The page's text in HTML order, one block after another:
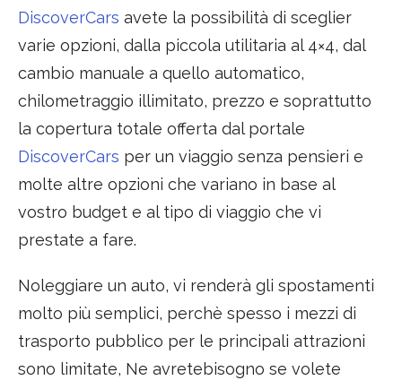
DiscoverCars avete la possibilità di sceglier
varie opzioni, dalla piccola utilitaria al 4×4, dal
cambio manuale a quello automatico,
chilometraggio illimitato, prezzo e soprattutto
la copertura totale offerta dal portale
DiscoverCars per un viaggio senza pensieri e
molte altre opzioni che variano in base al
vostro budget e al tipo di viaggio che vi
prestate a fare.
Noleggiare un auto, vi renderà gli spostamenti
molto più semplici, perchè spesso i mezzi di
trasporto pubblico per le principali attrazioni
sono limitate, Ne avretebisogno se volete